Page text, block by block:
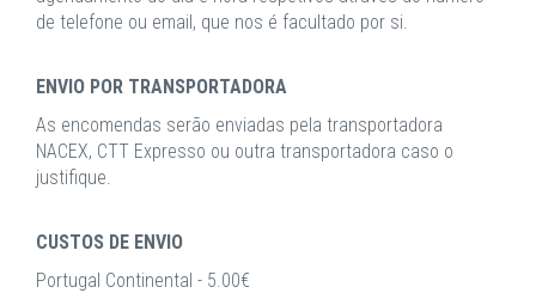
de telefone ou email, que nos é facultado por si.
ENVIO POR TRANSPORTADORA
As encomendas serão enviadas pela transportadora
NACEX, CTT Expresso ou outra transportadora caso o
justifique.
CUSTOS DE ENVIO
Portugal Continental - 5.00€